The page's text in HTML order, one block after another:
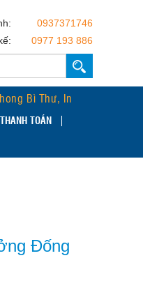
0937371746
0977 193 886
Bì Thư, In
THANH TOÁN
Đống